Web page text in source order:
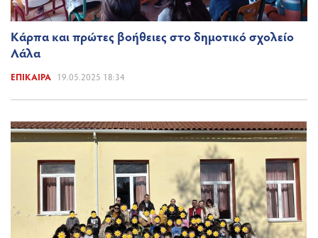
Κάρπα και πρώτες βοήθειες στο δημοτικό σχολείο
Λάλα
ΕΠΊΚΑΙΡΑ 19.05.2025 18:34